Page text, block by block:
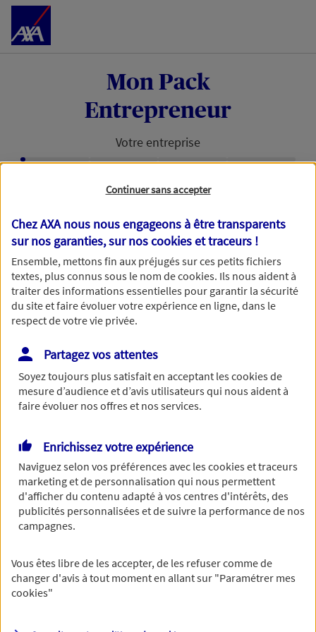
Accéder au Contenu
Mon Pack
Entrepreneur
Votre entreprise
Étape en cours :
Retrouvons votre entreprise avec
votre numéro de SIRET
Avec votre numéro de SIRET, nous pouvons vous
faire gagner du temps dans votre demande de
devis.
Le numéro de SIRET est constitué de 14 chiffres.
Continuer sans numéro de SIRET
Vous disposez de droits sur les informations
vous concernant. Pour plus
d'informations,cliquez ici.
Continuer sans accepter
Chez AXA nous nous engageons à être transparents
sur nos garanties, sur noscookies et traceurs !
Ensemble, mettons fin aux préjugés sur ces petits fichiers
textes, plus connus sous le nom decookies. Ils nous aident à
traiter des informations essentielles pour garantir la sécurité
du site et faire évoluer votre expérience en ligne, dans le
respect de votre vie privée.
Partagez vos attentes
Soyez toujours plus satisfait en acceptant lescookiesde
mesure d’audience et d’avis utilisateurs qui nous aident à
faire évoluer nos offres et nos services.
Enrichissez votre expérience
Naviguez selon vos préférences avec lescookies et traceurs
marketing et de personnalisation qui nous permettent
d'afficher du contenu adapté à vos centres d'intérêts, des
publicités personnalisées et de suivre la performance de nos
campagnes.
Vous êtes libre de les accepter, de les refuser comme de
changer d'avis à tout moment en allant sur "Paramétrer mes
cookies"